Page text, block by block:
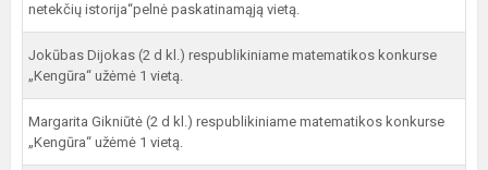
netekčių istorija“pelnė paskatinamąją vietą.
Jokūbas Dijokas (2 d kl.) respublikiniame matematikos konkurse
„Kengūra“ užėmė 1 vietą.
Margarita Gikniūtė (2 d kl.) respublikiniame matematikos konkurse
„Kengūra“ užėmė 1 vietą.